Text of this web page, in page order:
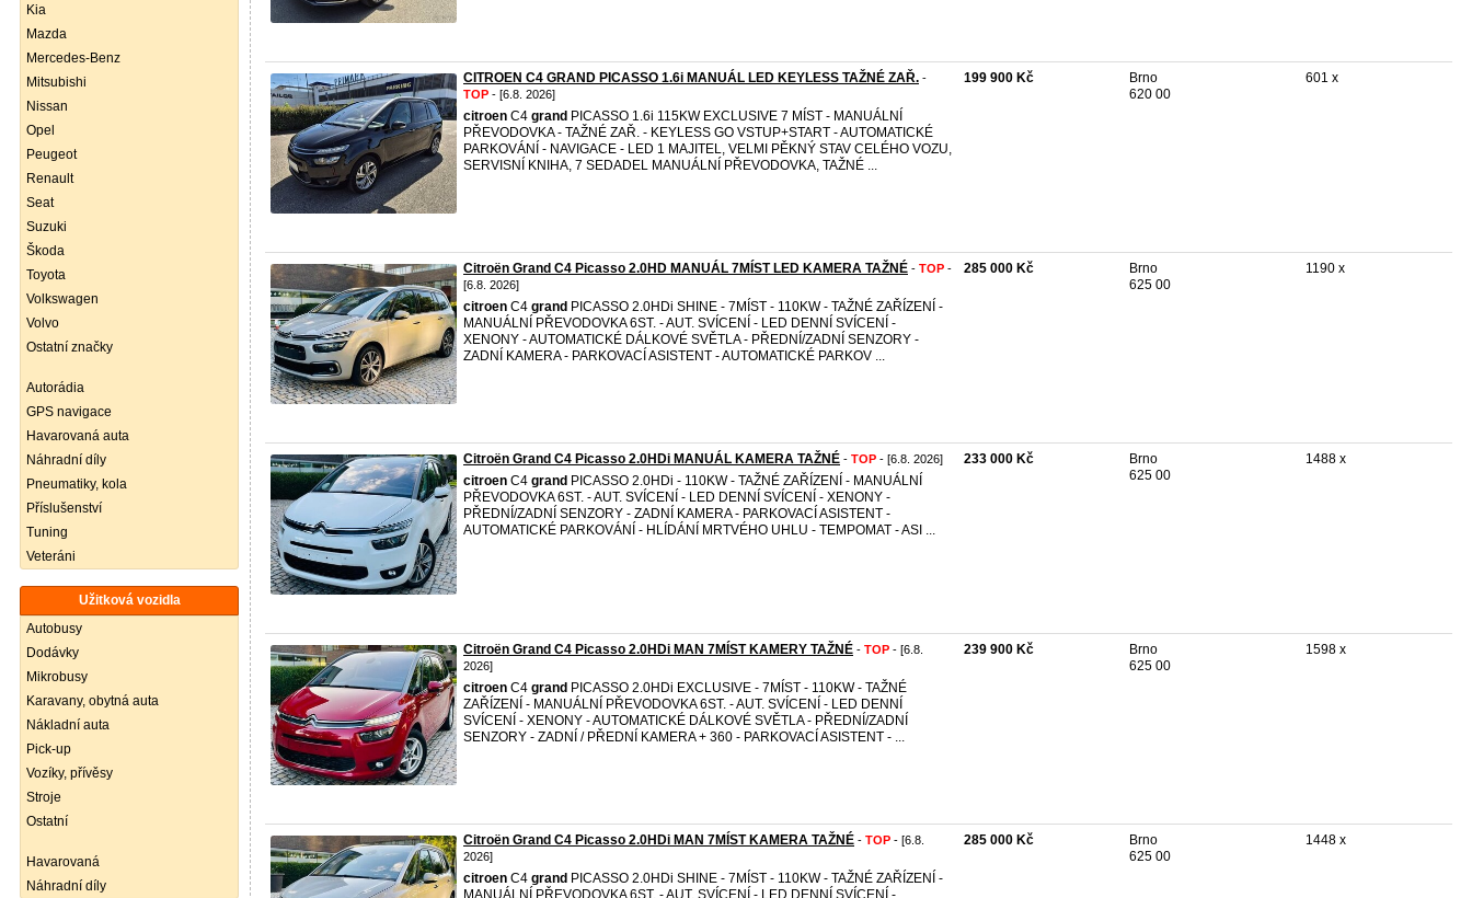
Kia
Mazda
Mercedes-Benz
Mitsubishi
Nissan
Opel
Peugeot
Renault
Seat
Suzuki
Škoda
Toyota
Volkswagen
Volvo
Ostatní značky
Autorádia
GPS navigace
Havarovaná auta
Náhradní díly
Pneumatiky, kola
Příslušenství
Tuning
Veteráni
Užitková vozidla
Autobusy
Dodávky
Mikrobusy
Karavany, obytná auta
Nákladní auta
Pick-up
Vozíky, přívěsy
Stroje
Ostatní
Havarovaná
Náhradní díly
CITROEN C4 GRAND PICASSO 1.6i MANUÁL LED KEYLESS TAŽNÉ ZAŘ. -
TOP - [6.8. 2026]
citroen C4 grand PICASSO 1.6i 115KW EXCLUSIVE 7 MÍST - MANUÁLNÍ
PŘEVODOVKA - TAŽNÉ ZAŘ. - KEYLESS GO VSTUP+START - AUTOMATICKÉ
PARKOVÁNÍ - NAVIGACE - LED 1 MAJITEL, VELMI PĚKNÝ STAV CELÉHO VOZU,
SERVISNÍ KNIHA, 7 SEDADEL MANUÁLNÍ PŘEVODOVKA, TAŽNÉ ...
199 900 Kč
Brno
620 00
601 x
Citroën Grand C4 Picasso 2.0HD MANUÁL 7MÍST LED KAMERA TAŽNÉ - TOP -
[6.8. 2026]
citroen C4 grand PICASSO 2.0HDi SHINE - 7MÍST - 110KW - TAŽNÉ ZAŘÍZENÍ -
MANUÁLNÍ PŘEVODOVKA 6ST. - AUT. SVÍCENÍ - LED DENNÍ SVÍCENÍ -
XENONY - AUTOMATICKÉ DÁLKOVÉ SVĚTLA - PŘEDNÍ/ZADNÍ SENZORY -
ZADNÍ KAMERA - PARKOVACÍ ASISTENT - AUTOMATICKÉ PARKOV ...
285 000 Kč
Brno
625 00
1190 x
Citroën Grand C4 Picasso 2.0HDi MANUÁL KAMERA TAŽNÉ - TOP - [6.8. 2026]
citroen C4 grand PICASSO 2.0HDi - 110KW - TAŽNÉ ZAŘÍZENÍ - MANUÁLNÍ
PŘEVODOVKA 6ST. - AUT. SVÍCENÍ - LED DENNÍ SVÍCENÍ - XENONY -
PŘEDNÍ/ZADNÍ SENZORY - ZADNÍ KAMERA - PARKOVACÍ ASISTENT -
AUTOMATICKÉ PARKOVÁNÍ - HLÍDÁNÍ MRTVÉHO UHLU - TEMPOMAT - ASI ...
233 000 Kč
Brno
625 00
1488 x
Citroën Grand C4 Picasso 2.0HDi MAN 7MÍST KAMERY TAŽNÉ - TOP - [6.8.
2026]
citroen C4 grand PICASSO 2.0HDi EXCLUSIVE - 7MÍST - 110KW - TAŽNÉ
ZAŘÍZENÍ - MANUÁLNÍ PŘEVODOVKA 6ST. - AUT. SVÍCENÍ - LED DENNÍ
SVÍCENÍ - XENONY - AUTOMATICKÉ DÁLKOVÉ SVĚTLA - PŘEDNÍ/ZADNÍ
SENZORY - ZADNÍ / PŘEDNÍ KAMERA + 360 - PARKOVACÍ ASISTENT - ...
239 900 Kč
Brno
625 00
1598 x
Citroën Grand C4 Picasso 2.0HDi MAN 7MÍST KAMERA TAŽNÉ - TOP - [6.8.
2026]
citroen C4 grand PICASSO 2.0HDi SHINE - 7MÍST - 110KW - TAŽNÉ ZAŘÍZENÍ -
MANUÁLNÍ PŘEVODOVKA 6ST. - AUT. SVÍCENÍ - LED DENNÍ SVÍCENÍ -
285 000 Kč
Brno
625 00
1448 x